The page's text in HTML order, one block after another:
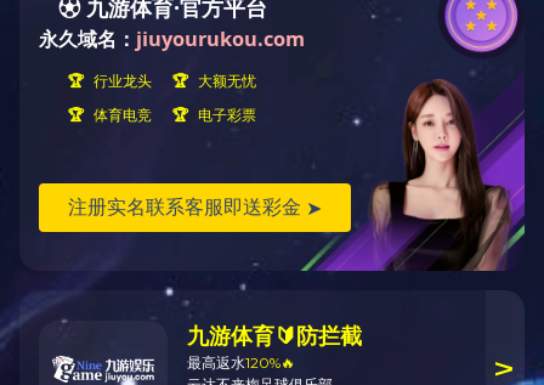
材质：
颜色：
返回
产品说明